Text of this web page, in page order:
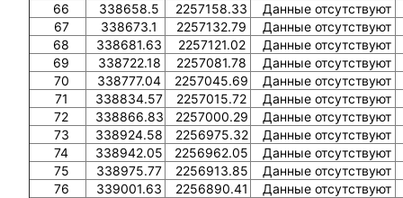
66
338658.5 2257158.33
Данные отсутствуют
67
338673.1 2257132.79
Данные отсутствуют
68
338681.63 2257121.02
Данные отсутствуют
69
338722.18 2257081.78
Данные отсутствуют
70
338777.04 2257045.69
Данные отсутствуют
71
338834.57 2257015.72
Данные отсутствуют
72
338866.83 2257000.29
Данные отсутствуют
73
338924.58 2256975.32
Данные отсутствуют
74
338942.05 2256962.05
Данные отсутствуют
75
338975.77 2256913.85
Данные отсутствуют
76
339001.63 2256890.41
Данные отсутствуют